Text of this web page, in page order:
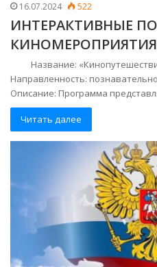
16.07.2024 522
ИНТЕРАКТИВНЫЕ
КИНОМЕРОПРИЯТИЯ
Название:
Направленность:
Описание: Программа
Читать далее